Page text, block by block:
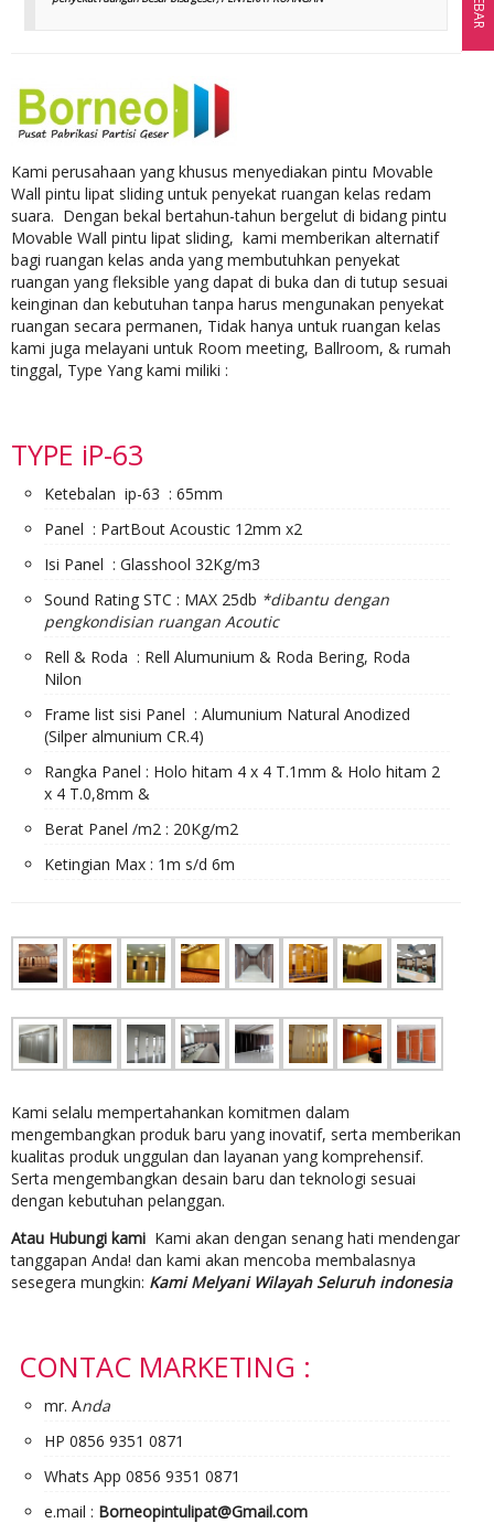
Kami perusahaan yang khusus menyediakan pintu Movable
Wall pintu lipat sliding untuk penyekat ruangan kelas redam
suara. Dengan bekal bertahun-tahun bergelut di bidang pintu
Movable Wall pintu lipat sliding, kami memberikan alternatif
bagi ruangan kelas anda yang membutuhkan penyekat
ruangan yang fleksible yang dapat di buka dan di tutup sesuai
keinginan dan kebutuhan tanpa harus mengunakan penyekat
ruangan secara permanen, Tidak hanya untuk ruangan kelas
kami juga melayani untuk Room meeting, Ballroom, & rumah
tinggal, Type Yang kami miliki :
TYPE iP-63
Ketebalan ip-63 : 65mm
Panel : PartBout Acoustic 12mm x2
Isi Panel : Glasshool 32Kg/m3
Sound Rating STC : MAX 25db *dibantu dengan
pengkondisian ruangan Acoutic
Rell & Roda : Rell Alumunium & Roda Bering, Roda
Nilon
Frame list sisi Panel : Alumunium Natural Anodized
(Silper almunium CR.4)
Rangka Panel : Holo hitam 4 x 4 T.1mm & Holo hitam 2
x 4 T.0,8mm &
Berat Panel /m2 : 20Kg/m2
Ketingian Max : 1m s/d 6m
Kami selalu mempertahankan komitmen dalam
mengembangkan produk baru yang inovatif, serta memberikan
kualitas produk unggulan dan layanan yang komprehensif.
Serta mengembangkan desain baru dan teknologi sesuai
dengan kebutuhan pelanggan.
Atau Hubungi kami Kami akan dengan senang hati mendengar
tanggapan Anda! dan kami akan mencoba membalasnya
sesegera mungkin: Kami Melyani Wilayah Seluruh indonesia
CONTAC MARKETING :
mr. Anda
HP 0856 9351 0871
Whats App 0856 9351 0871
e.mail : Borneopintulipat@Gmail.com